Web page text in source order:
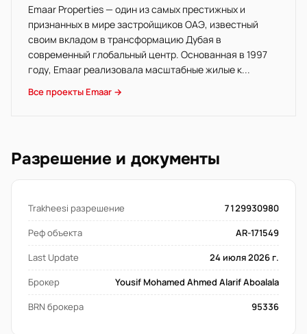
Emaar Properties — один из самых престижных и
признанных в мире застройщиков ОАЭ, известный
своим вкладом в трансформацию Дубая в
современный глобальный центр. Основанная в 1997
году, Emaar реализовала масштабные жилые к...
Все проекты Emaar →
Разрешение и документы
Trakheesi разрешение
7129930980
Реф объекта
AR-171549
Last Update
24 июля 2026 г.
Брокер
Yousif Mohamed Ahmed Alarif Aboalala
BRN брокера
95336